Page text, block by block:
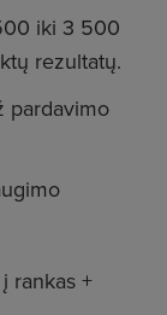
iki 3 500
rezultatų.
pardavimo
rankas +